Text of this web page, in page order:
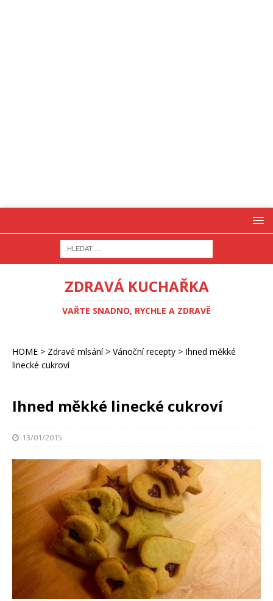
ZDRAVÁ KUCHAŘKA
VAŘTE SNADNO, RYCHLE A ZDRAVĚ
HOME > Zdravé mlsání> Vánoční recepty > Ihned měkké
linecké cukroví
Ihned měkké linecké cukroví
13/01/2015